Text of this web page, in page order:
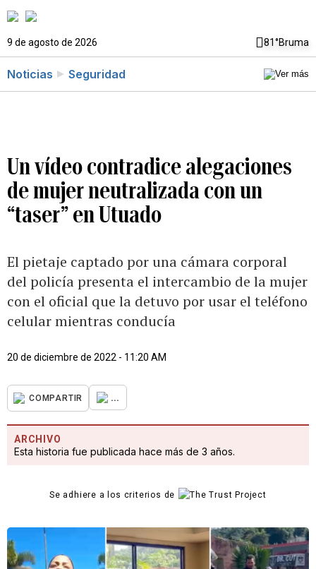
9 de agosto de 2026 81°Bruma
Noticias Seguridad
Un vídeo contradice alegaciones
de mujer neutralizada con un
“taser” en Utuado
El pietaje captado por una cámara corporal
del policía presenta el intercambio de la mujer
con el oficial que la detuvo por usar el teléfono
celular mientras conducía
20 de diciembre de 2022 - 11:20 AM
COMPARTIR ...
ARCHIVO
Esta historia fue publicada hace más de 3 años.
Se adhiere a los criterios de